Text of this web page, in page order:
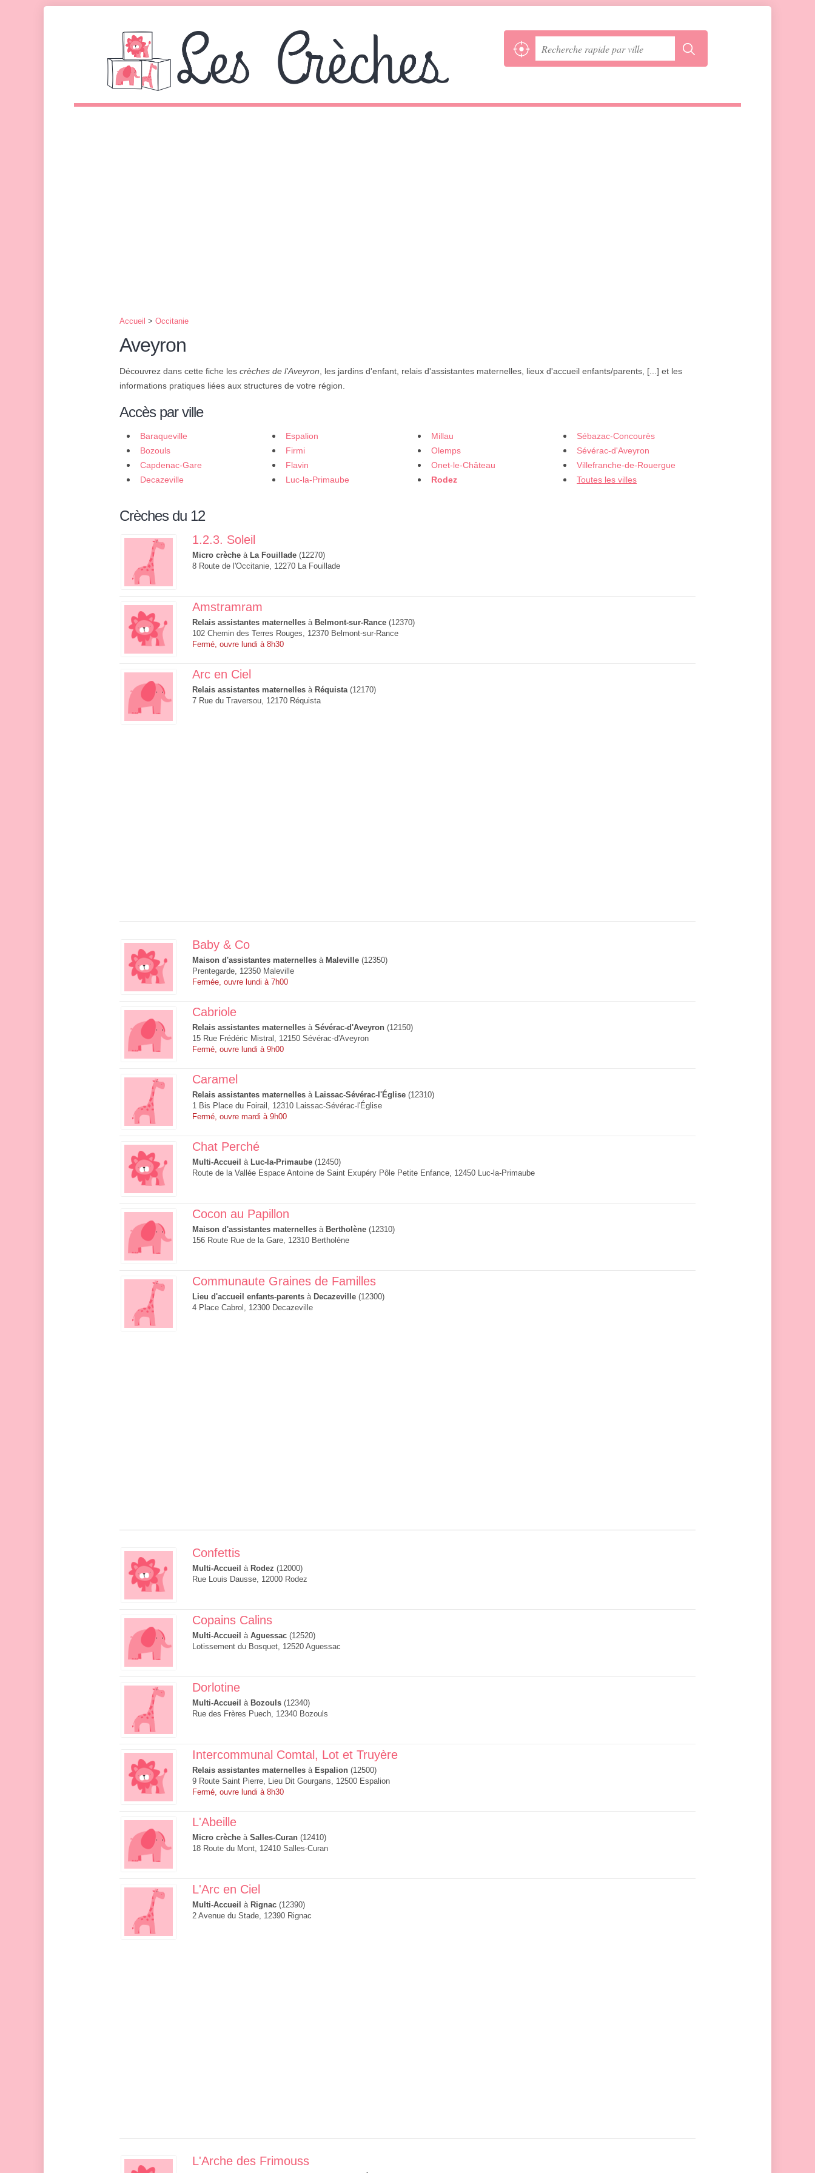
Accueil > Occitanie
Aveyron
Découvrez dans cette fiche les crèches de l'Aveyron , les jardins d'enfant, relais d'assistantes maternelles, lieux d'accueil enfants/parents, [...] et les
informations pratiques liées aux structures de votre région.
Accès par ville
Baraqueville
Bozouls
Capdenac-Gare
Decazeville
Espalion
Firmi
Flavin
Luc-la-Primaube
Millau
Olemps
Onet-le-Château
Rodez
Sébazac-Concourès
Sévérac-d'Aveyron
Villefranche-de-Rouergue
Toutes les villes
Crèches du 12
1.2.3. Soleil
Micro crèche à La Fouillade (12270)
8 Route de l'Occitanie, 12270 La Fouillade
Amstramram
Relais assistantes maternelles à Belmont-sur-Rance (12370)
102 Chemin des Terres Rouges, 12370 Belmont-sur-Rance
Fermé, ouvre lundi à 8h30
Arc en Ciel
Relais assistantes maternelles à Réquista(12170)
7 Rue du Traversou, 12170 Réquista
Baby & Co
Maison d'assistantes maternelles à Maleville (12350)
Prentegarde, 12350 Maleville
Fermée, ouvre lundi à 7h00
Cabriole
Relais assistantes maternelles à Sévérac-d'Aveyron (12150)
15 Rue Frédéric Mistral, 12150 Sévérac-d'Aveyron
Fermé, ouvre lundi à 9h00
Caramel
Relais assistantes maternelles à Laissac-Sévérac-l'Église (12310)
1 Bis Place du Foirail, 12310 Laissac-Sévérac-l'Église
Fermé, ouvre mardi à 9h00
Chat Perché
Multi-Accueil à Luc-la-Primaube (12450)
Route de la Vallée Espace Antoine de Saint Exupéry Pôle Petite Enfance, 12450 Luc-la-Primaube
Cocon au Papillon
Maison d'assistantes maternelles à Bertholène (12310)
156 Route Rue de la Gare, 12310 Bertholène
Communaute Graines de Familles
Lieu d'accueil enfants-parents à Decazeville (12300)
4 Place Cabrol, 12300 Decazeville
Confettis
Multi-Accueil à Rodez (12000)
Rue Louis Dausse, 12000 Rodez
Copains Calins
Multi-Accueil à Aguessac (12520)
Lotissement du Bosquet, 12520 Aguessac
Dorlotine
Multi-Accueil à Bozouls (12340)
Rue des Frères Puech, 12340 Bozouls
Intercommunal Comtal, Lot et Truyère
Relais assistantes maternelles à Espalion (12500)
9 Route Saint Pierre, Lieu Dit Gourgans, 12500 Espalion
Fermé, ouvre lundi à 8h30
L'Abeille
Micro crèche à Salles-Curan (12410)
18 Route du Mont, 12410 Salles-Curan
L'Arc en Ciel
Multi-Accueil à Rignac (12390)
2 Avenue du Stade, 12390 Rignac
L'Arche des Frimouss